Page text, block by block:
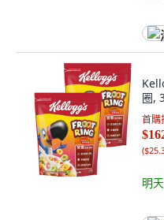
圈,
首購
(
明